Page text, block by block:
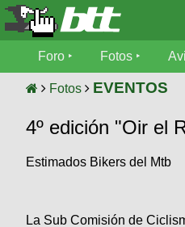
Foro
MecÃ¡nica
Fotos
tu foto
Avisos
as
Foro Fotos
Fotos EVENTOS
4º edición "Oir el
Estimados Bikers del Mtb
La Sub Comisión de